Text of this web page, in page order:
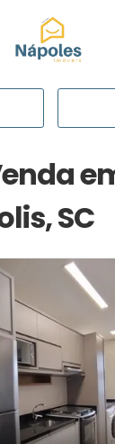
Página
SC